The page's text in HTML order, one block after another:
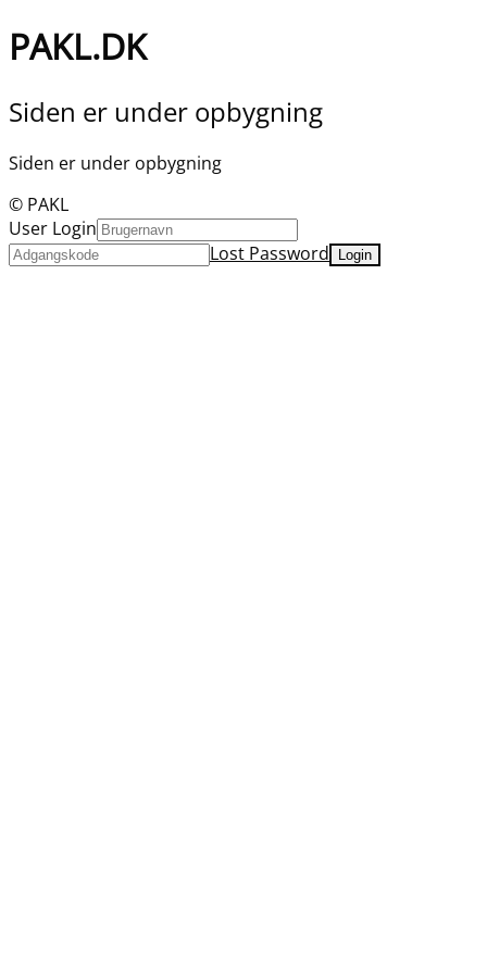
PAKL.DK
Siden er under opbygning
Siden er under opbygning
© PAKL
User Login
Lost Password